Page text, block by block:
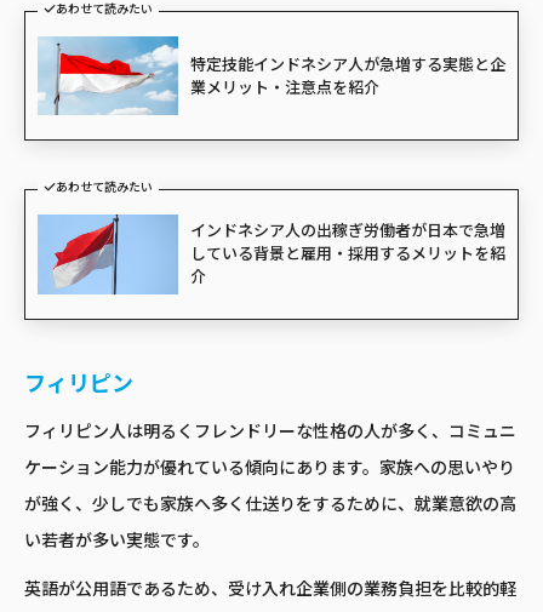
あわせて読みたい
特定技能インドネシア人が急増する実態と企
業メリット・注意点を紹介
あわせて読みたい
インドネシア人の出稼ぎ労働者が日本で急増
している背景と雇用・採用するメリットを紹
介
フィリピン
フィリピン人は明るくフレンドリーな性格の人が多く、コミュニ
ケーション能力が優れている傾向にあります。家族への思いやり
が強く、少しでも家族へ多く仕送りをするために、就業意欲の高
い若者が多い実態です。
英語が公用語であるため、受け入れ企業側の業務負担を比較的軽